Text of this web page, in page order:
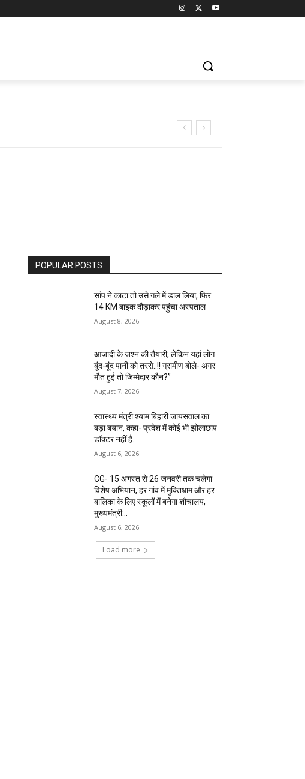
POPULAR POSTS
सांप ने काटा तो उसे गले में डाल लिया, फिर
14 KM बाइक दौड़ाकर पहुंचा अस्पताल
August 8, 2026
आजादी के जश्न की तैयारी, लेकिन यहां लोग
बूंद-बूंद पानी को तरसे..!! ग्रामीण बोले- अगर
मौत हुई तो जिम्मेदार कौन?”
August 7, 2026
स्वास्थ्य मंत्री श्याम बिहारी जायसवाल का
बड़ा बयान, कहा- प्रदेश में कोई भी झोलाछाप
डॉक्टर नहीं है…
August 6, 2026
CG- 15 अगस्त से 26 जनवरी तक चलेगा
विशेष अभियान, हर गांव में मुक्तिधाम और हर
बालिका के लिए स्कूलों में बनेगा शौचालय,
मुख्यमंत्री...
August 6, 2026
Load more